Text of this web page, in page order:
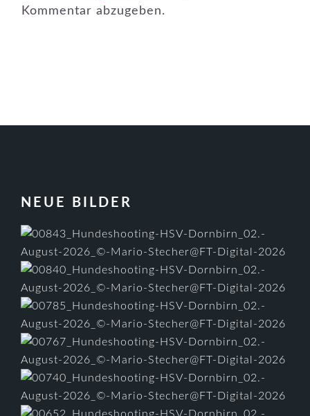
Kommentar abzugeben.
FOOTER
NEUE BILDER